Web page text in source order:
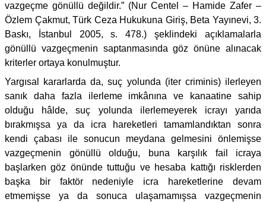
vazgeçme gönüllü değildir.” (Nur Centel – Hamide Zafer –
Özlem Çakmut, Türk Ceza Hukukuna Giriş, Beta Yayınevi, 3.
Baskı, İstanbul 2005, s. 478.) şeklindeki açıklamalarla
gönüllü vazgeçmenin saptanmasında göz önüne alınacak
kriterler ortaya konulmuştur.
Yargısal kararlarda da, suç yolunda (iter criminis) ilerleyen
sanık daha fazla ilerleme imkânına ve kanaatine sahip
olduğu hâlde, suç yolunda ilerlemeyerek icrayı yarıda
bırakmışsa ya da icra hareketleri tamamlandıktan sonra
kendi çabası ile sonucun meydana gelmesini önlemişse
vazgeçmenin gönüllü olduğu, buna karşılık fail icraya
başlarken göz önünde tuttuğu ve hesaba kattığı risklerden
başka bir faktör nedeniyle icra hareketlerine devam
etmemişse ya da sonuca ulaşamamışsa vazgeçmenin